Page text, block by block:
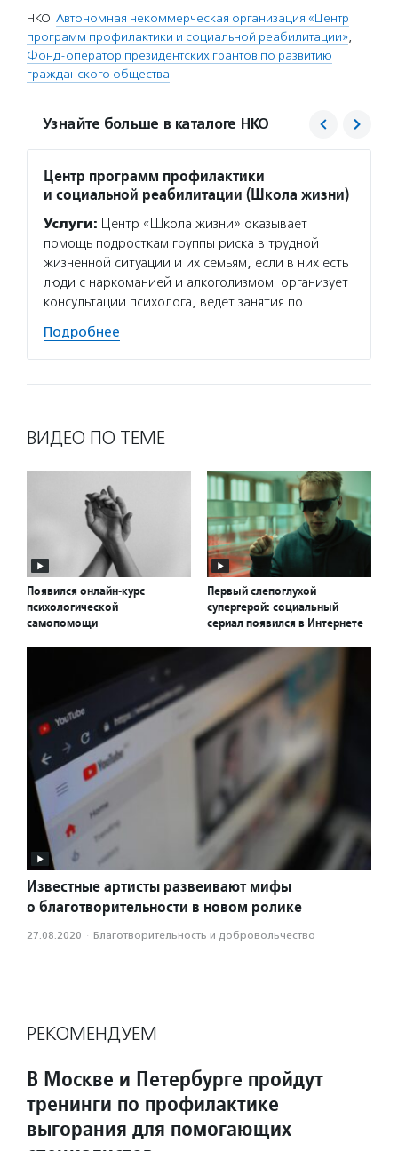
НКО: Автономная некоммерческая организация «Центр
программ профилактики и социальной реабилитации»,
Фонд-оператор президентских грантов по развитию
гражданского общества
Узнайте больше в каталоге НКО
Центр программ профилактики
и социальной реабилитации (Школа жизни)
Услуги: Центр «Школа жизни» оказывает
помощь подросткам группы риска в трудной
жизненной ситуации и их семьям, если в них есть
люди с наркоманией и алкоголизмом: организует
консультации психолога, ведет занятия по…
Подробнее
ВИДЕО ПО ТЕМЕ
Появился онлайн-курс
психологической
самопомощи
Первый слепоглухой
супергерой: социальный
сериал появился в Интернете
Известные артисты развеивают мифы
о благотворительности в новом ролике
27.08.2020 · Благотвори­тель­ность и доброволь­чест­во
РЕКОМЕНДУЕМ
В Москве и Петербурге пройдут
тренинги по профилактике
выгорания для помогающих